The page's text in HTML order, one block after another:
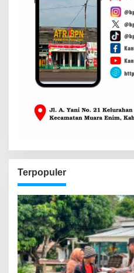
Terpopuler